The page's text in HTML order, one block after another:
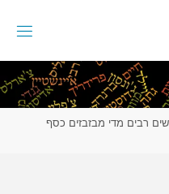
רבים מדי מבזבזים כסף